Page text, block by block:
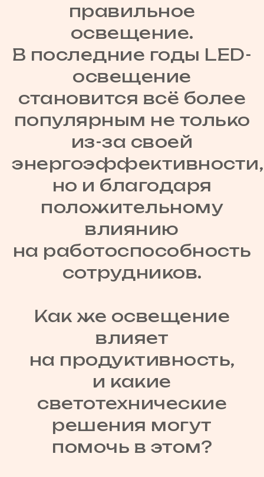
правильное
освещение.
В последние годы LED-
освещение
становится всё более
популярным не только
из-за своей
энергоэффективности,
но и благодаря
положительному
влиянию
на работоспособность
сотрудников.
Как же освещение
влияет
на продуктивность,
и какие
светотехнические
решения могут
помочь в этом?